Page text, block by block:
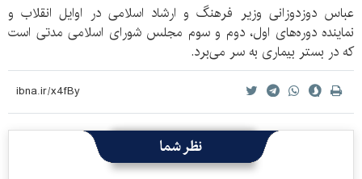
عباس دوزدوزانی وزیر فرهنگ و ارشاد اسلامی در اوایل انقلاب و
نماینده دوره‌های اول، دوم و سوم مجلس شورای اسلامی مدتی است
که در بستر بیماری به سر می‌برد.
نظر شما